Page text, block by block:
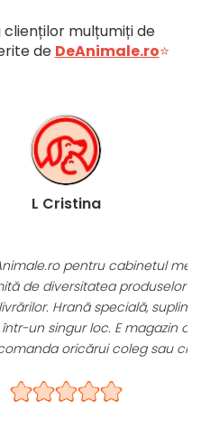
g
4/8 pahar
dozaj
1/2 plic Mini Adult + 31
g crochete
2 plic Mini Adult + 72
clienților mulțumiți de
de DeAnimale.ro⭐
cabinetul meu și sunt
produselor și de
specială, suplimente și
loc. E magazin online pe
coleg sau client.